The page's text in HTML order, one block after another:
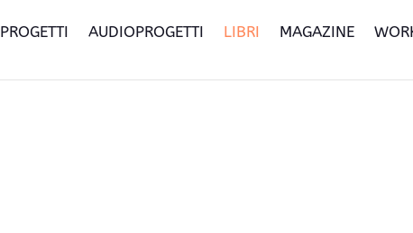
PROGETTI AUDIOPROGETTI LIBRI MAGAZINE